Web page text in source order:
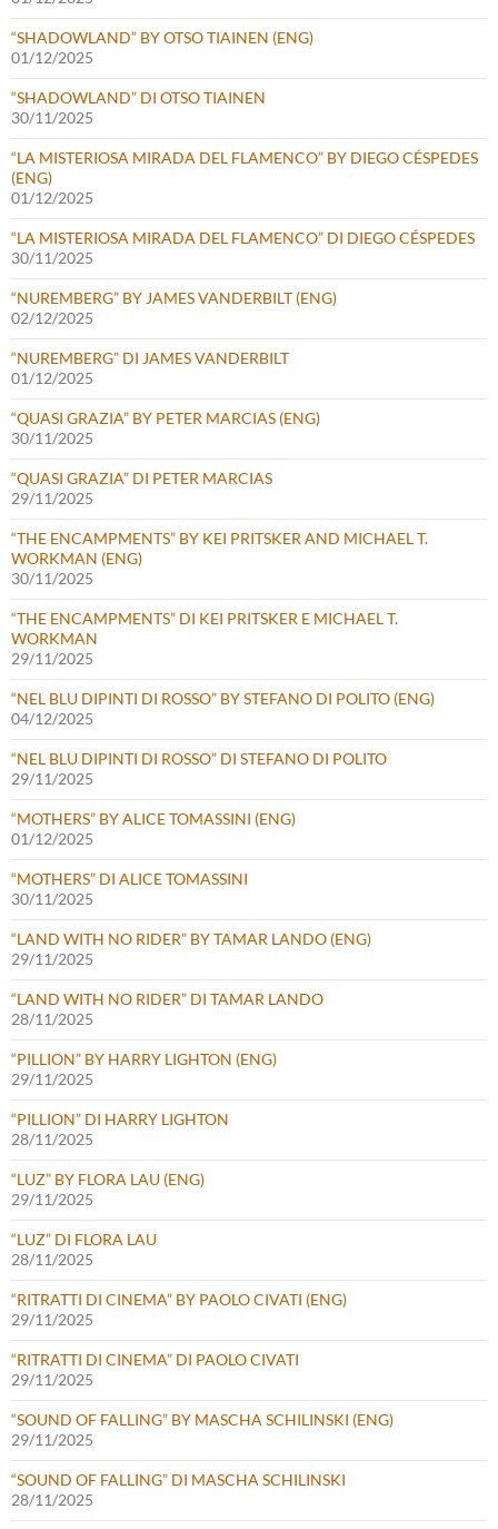
“SHADOWLAND” BY OTSO TIAINEN (ENG)
01/12/2025
“SHADOWLAND” DI OTSO TIAINEN
30/11/2025
“LA MISTERIOSA MIRADA DEL FLAMENCO” BY DIEGO CÉSPEDES
(ENG)
01/12/2025
“LA MISTERIOSA MIRADA DEL FLAMENCO” DI DIEGO CÉSPEDES
30/11/2025
“NUREMBERG” BY JAMES VANDERBILT (ENG)
02/12/2025
“NUREMBERG” DI JAMES VANDERBILT
01/12/2025
“QUASI GRAZIA” BY PETER MARCIAS (ENG)
30/11/2025
“QUASI GRAZIA” DI PETER MARCIAS
29/11/2025
“THE ENCAMPMENTS” BY KEI PRITSKER AND MICHAEL T.
WORKMAN (ENG)
30/11/2025
“THE ENCAMPMENTS” DI KEI PRITSKER E MICHAEL T.
WORKMAN
29/11/2025
“NEL BLU DIPINTI DI ROSSO” BY STEFANO DI POLITO (ENG)
04/12/2025
“NEL BLU DIPINTI DI ROSSO” DI STEFANO DI POLITO
29/11/2025
“MOTHERS” BY ALICE TOMASSINI (ENG)
01/12/2025
“MOTHERS” DI ALICE TOMASSINI
30/11/2025
“LAND WITH NO RIDER” BY TAMAR LANDO (ENG)
29/11/2025
“LAND WITH NO RIDER” DI TAMAR LANDO
28/11/2025
“PILLION” BY HARRY LIGHTON (ENG)
29/11/2025
“PILLION” DI HARRY LIGHTON
28/11/2025
“LUZ” BY FLORA LAU (ENG)
29/11/2025
“LUZ” DI FLORA LAU
28/11/2025
“RITRATTI DI CINEMA” BY PAOLO CIVATI (ENG)
29/11/2025
“RITRATTI DI CINEMA” DI PAOLO CIVATI
29/11/2025
“SOUND OF FALLING” BY MASCHA SCHILINSKI (ENG)
29/11/2025
“SOUND OF FALLING” DI MASCHA SCHILINSKI
28/11/2025